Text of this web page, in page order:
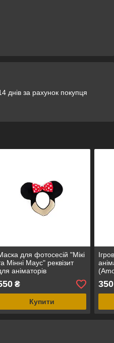
днів за рахунок покупця
для фотосесій "Мікі
Мінні Маус" реквізит
аніматорів
₴
Купити
350